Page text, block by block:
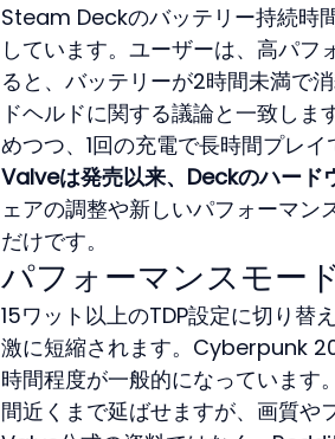
Steam Deckのバッテリー持続時
しています。ユーザーは、高パ
ると、バッテリーが2時間未満で
ドヘルドに関する議論と一致し
めつつ、1回の充電で長時間プレイ
Valveは発売以来、Deckのハード
ェアの調整や新しいパフォーマン
だけです。
パフォーマンスモー
15ワット以上のTDP設定に切り替
激に短縮されます。Cyberpunk
時間程度が一般的になっています
間近くまで延ばせますが、画質や